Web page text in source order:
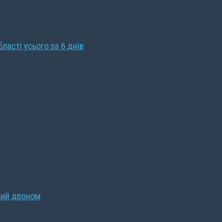
усього за 6 днів
дроном